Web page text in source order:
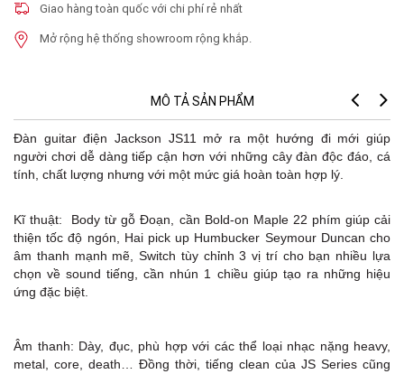
Giao hàng toàn quốc với chi phí rẻ nhất
Mở rộng hệ thống showroom rộng khắp.
MÔ TẢ SẢN PHẨM
Đàn guitar điện Jackson JS11 mở ra một hướng đi mới giúp
người chơi dễ dàng tiếp cận hơn với những cây đàn độc đáo, cá
tính, chất lượng nhưng với một mức giá hoàn toàn hợp lý.
Kĩ thuật: Body từ gỗ Đoạn, cần Bold-on Maple 22 phím giúp cải
thiện tốc độ ngón, Hai pick up Humbucker Seymour Duncan cho
âm thanh mạnh mẽ, Switch tùy chỉnh 3 vị trí cho bạn nhiều lựa
chọn về sound tiếng, cần nhún 1 chiều giúp tạo ra những hiệu
ứng đặc biệt.
Âm thanh: Dày, đục, phù hợp với các thể loại nhạc nặng heavy,
metal, core, death… Đồng thời, tiếng clean của JS Series cũng